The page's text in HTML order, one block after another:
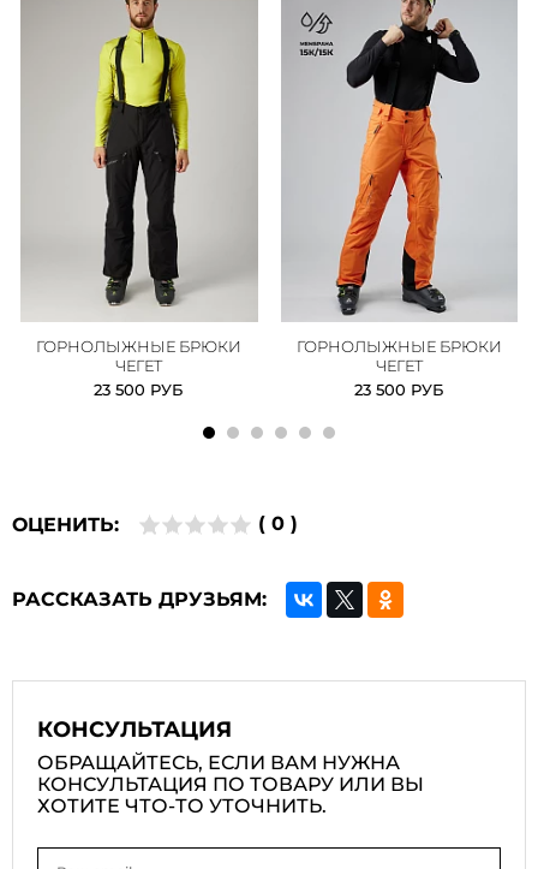
ГОРНОЛЫЖНЫЕ БРЮКИ
ЧЕГЕТ
23 500 РУБ
ГОРНОЛЫЖНЫЕ БРЮКИ
ЧЕГЕТ
23 500 РУБ
ОЦЕНИТЬ: ( 0 )
РАССКАЗАТЬ ДРУЗЬЯМ:
КОНСУЛЬТАЦИЯ
ОБРАЩАЙТЕСЬ, ЕСЛИ ВАМ НУЖНА
КОНСУЛЬТАЦИЯ ПО ТОВАРУ ИЛИ ВЫ
ХОТИТЕ ЧТО-ТО УТОЧНИТЬ.